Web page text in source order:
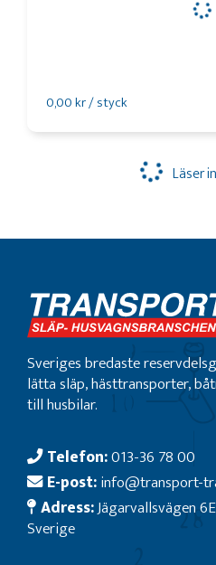
0,00 kr / styck
Läser
Sveriges bredaste
lätta släp, hästtransporter,
till husbilar.
Telefon:013-36 78 00
E-post:info@transport-
Adress:Jägarvallsvägen
Sverige